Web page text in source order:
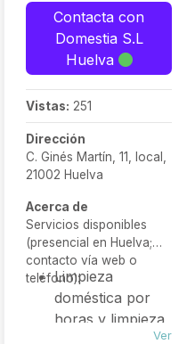
Contacta con
Domestia S.L
Huelva
Vistas: 251
Dirección
C. Ginés Martín, 11, local,
21002 Huelva
Acerca de
Servicios disponibles
(presencial en Huelva;
contacto vía web o
teléfono):Limpieza
doméstica por
horas y limpieza
Ver